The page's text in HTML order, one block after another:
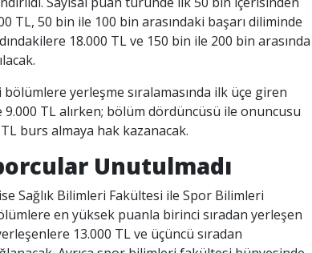
TL, 50 bin ile 100 bin arasındaki başarı diliminde
18.000 TL ve 150 bin ile 200 bin arasında
yerleşme sıralamasında ilk üçe giren
9.000 TL alırken; bölüm dördüncüsü ile onuncusu
burs almaya hak kazanacak.
Unutulmadı
Sağlık Bilimleri Fakültesi ile Spor Bilimleri
en yüksek puanla birinci sıradan yerleşen
13.000 TL ve üçüncü sıradan